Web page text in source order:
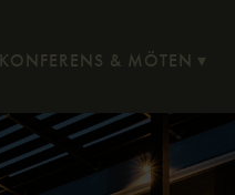
KONFERENS & MÖTEN